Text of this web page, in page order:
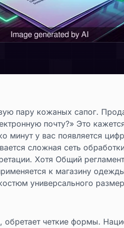
пару кожаных сапог.
почту?» Это
минут у вас появляется
сложная сеть
Хотя Общий
к магазину
универсального
обретает четкие формы.